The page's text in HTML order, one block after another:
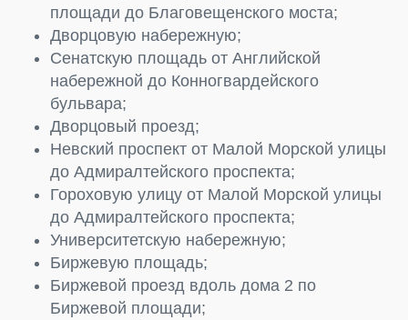
площади до Благовещенского моста;
Дворцовую набережную;
Сенатскую площадь от Английской
набережной до Конногвардейского
бульвара;
Дворцовый проезд;
Невский проспект от Малой Морской улицы
до Адмиралтейского проспекта;
Гороховую улицу от Малой Морской улицы
до Адмиралтейского проспекта;
Университетскую набережную;
Биржевую площадь;
Биржевой проезд вдоль дома 2 по
Биржевой площади;